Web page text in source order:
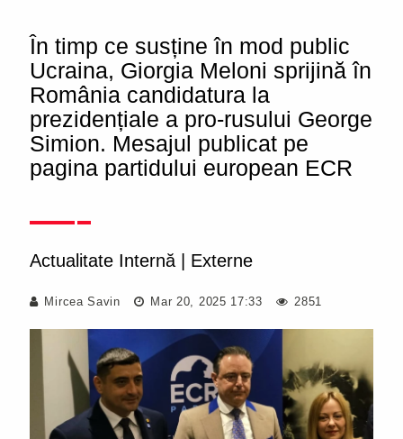
În timp ce susține în mod public
Ucraina, Giorgia Meloni sprijină în
România candidatura la
prezidențiale a pro-rusului George
Simion. Mesajul publicat pe
pagina partidului european ECR
Actualitate Internă Externe
Mircea Savin Mar 20, 2025 17:33 2851